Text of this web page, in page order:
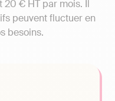
20 € HT par mois. Il
peuvent fluctuer en
besoins.